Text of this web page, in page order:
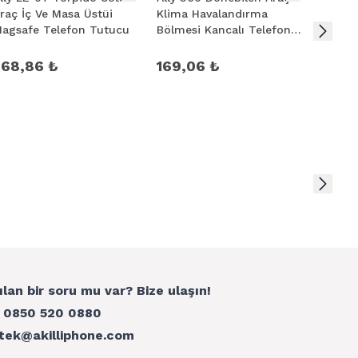
İç Ve Masa Üstüi
Telefon Tutucu
₺
Klima Havalandırma
Bölmesi Kancalı Telefon
169,06 ₺
bir soru mu var? Bize ulaşın!
0850 520 0880